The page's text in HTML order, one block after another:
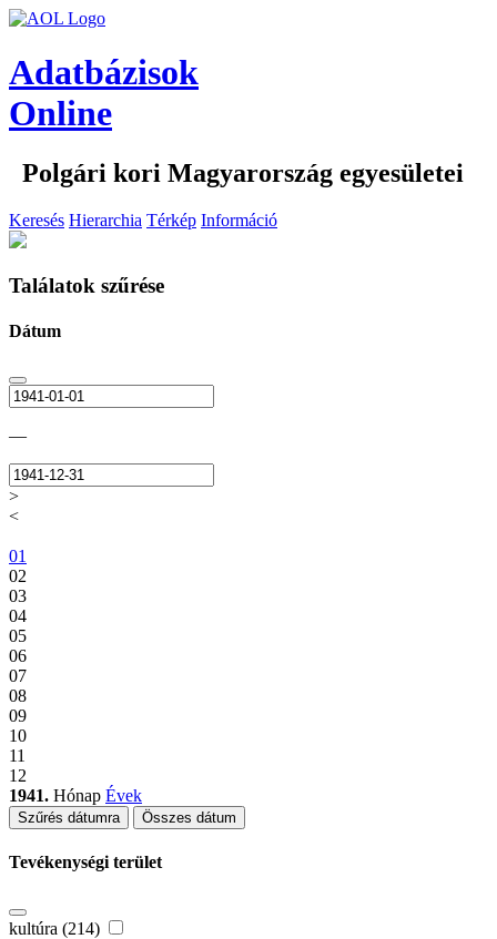
Adatbázisok
Online
Polgári kori Magyarország egyesületei
Keresés Hierarchia Térkép Információ
Találatok szűrése
Dátum
—
>
<
01
02
03
04
05
06
07
08
09
10
11
12
1941. Hónap Évek
Szűrés dátumra Összes dátum
Tevékenységi terület
kultúra (214)